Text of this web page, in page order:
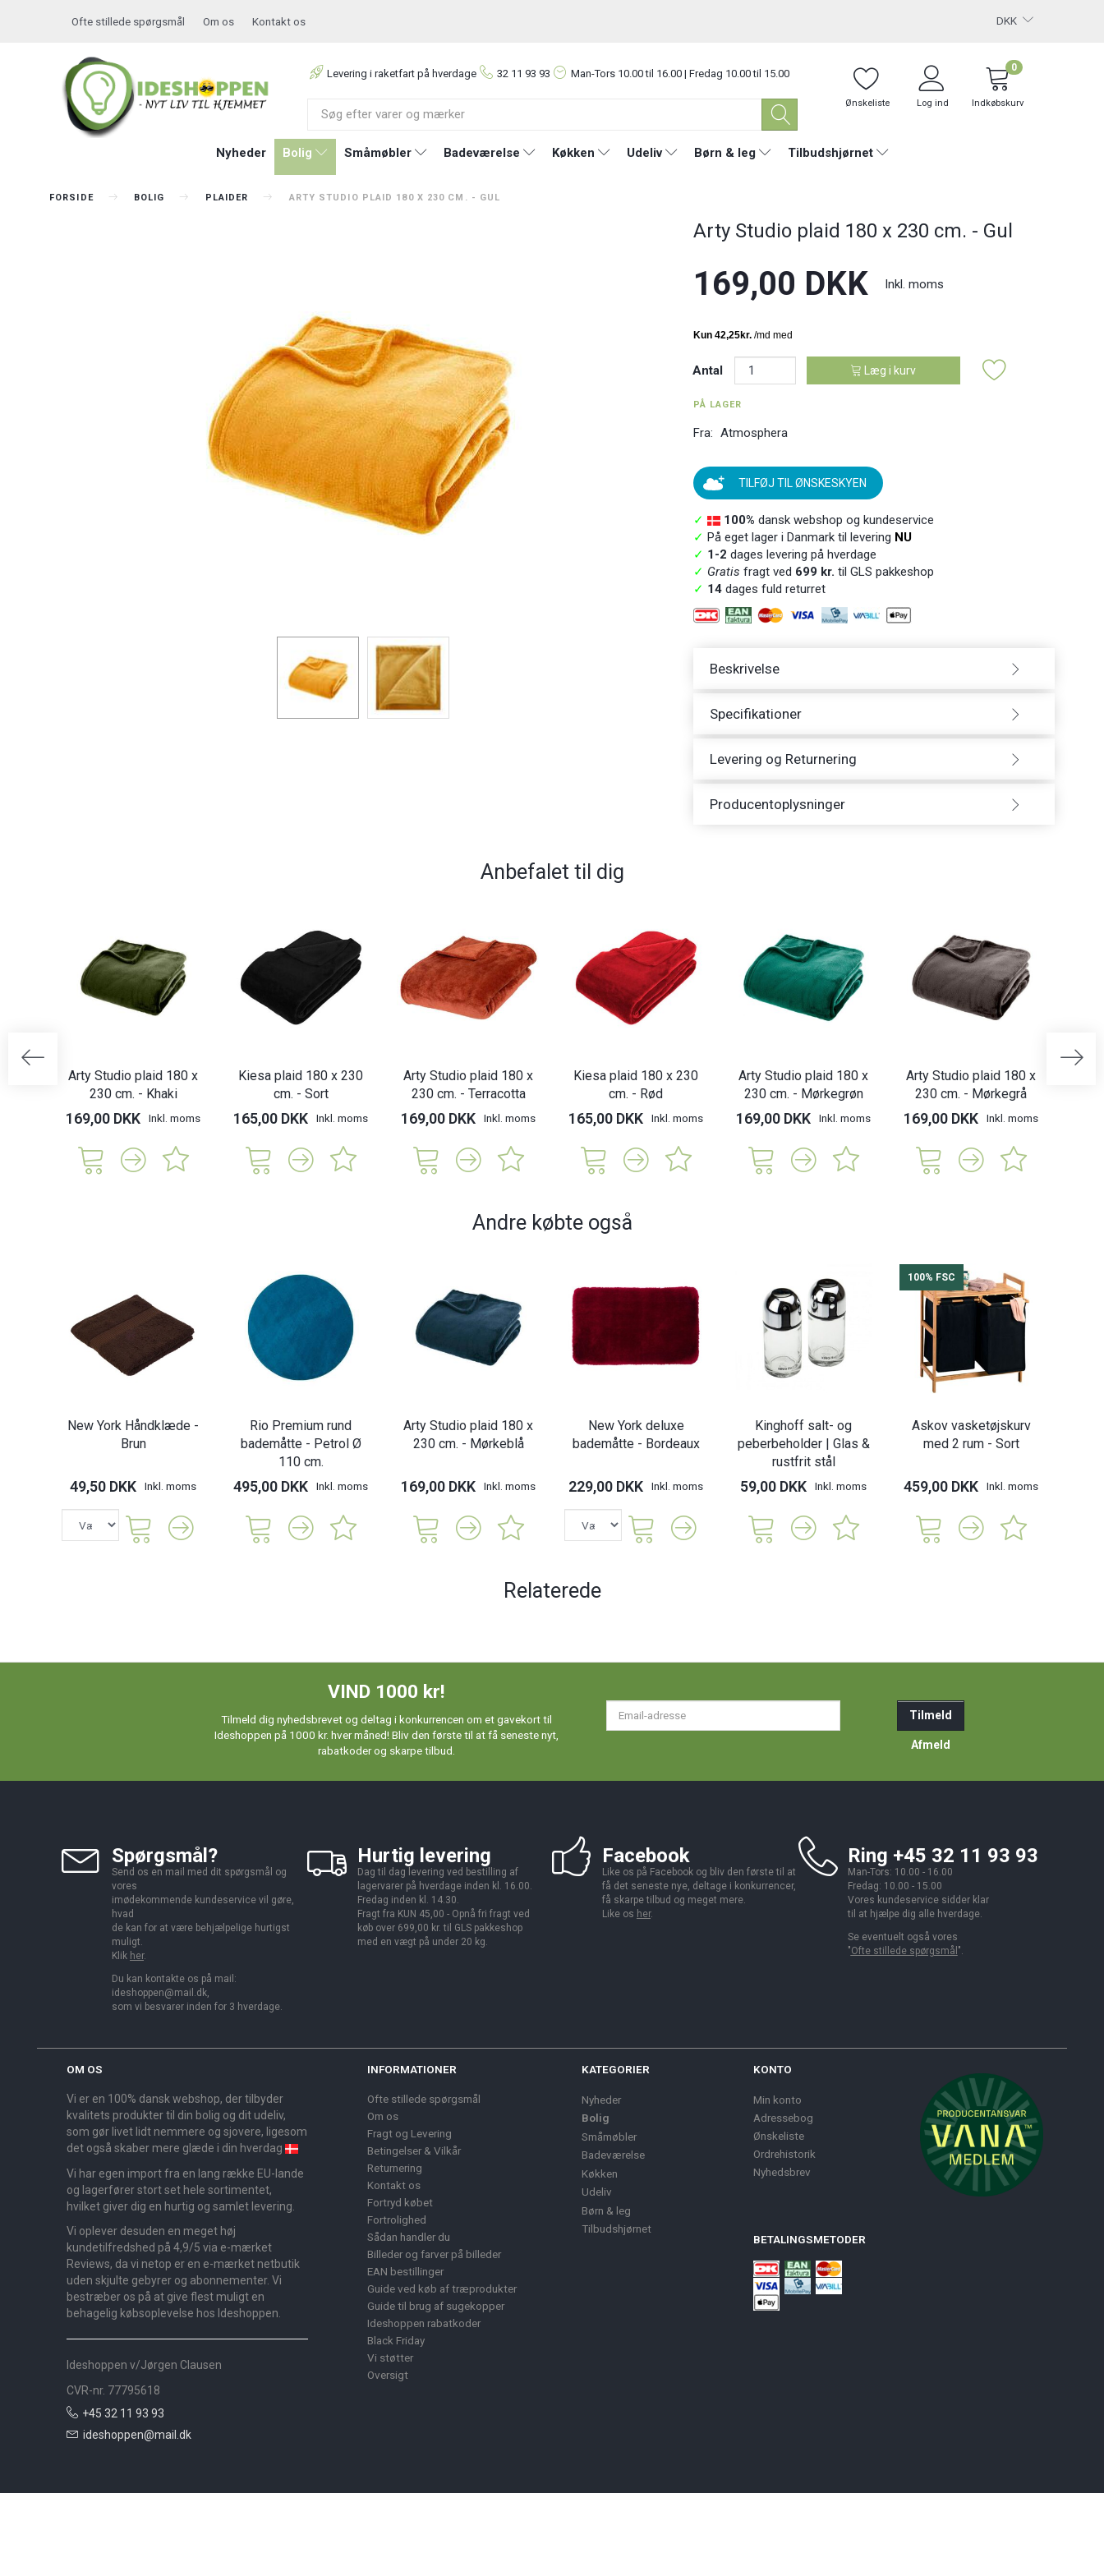
DKK
Ofte stillede spørgsmål Om os Kontakt os
Levering i raketfart på hverdage 32 11 93 93 Man-Tors 10.00 til 16.00 | Fredag 10.00 til 15.00
Ønskeliste Log ind Indkøbskurv
0
Nyheder Bolig Småmøbler Badeværelse Køkken Udeliv Børn & leg Tilbudshjørnet
FORSIDE BOLIG PLAIDER ARTY STUDIO PLAID 180 X 230 CM. - GUL
Arty Studio plaid 180 x 230 cm. - Gul
169,00 DKK Inkl. moms
Antal Læg i kurv
PÅ LAGER
Fra: Atmosphera
TILFØJ TIL ØNSKESKYEN
✓ 100% dansk webshop og kundeservice
✓ På eget lager i Danmark til levering NU
✓ 1-2 dages levering på hverdage
✓ Gratis fragt ved 699 kr. til GLS pakkeshop
✓ 14dages fuld returret
Beskrivelse
Specifikationer
Levering og Returnering
Producentoplysninger
Anbefalet til dig
Arty Studio plaid 180 x
230 cm. - Khaki
169,00 DKK Inkl. moms
Kiesa plaid 180 x 230
cm. - Sort
165,00 DKK Inkl. moms
Arty Studio plaid 180 x
230 cm. - Terracotta
169,00 DKK Inkl. moms
Kiesa plaid 180 x 230
cm. - Rød
165,00 DKK Inkl. moms
Arty Studio plaid 180 x
230 cm. - Mørkegrøn
169,00 DKK Inkl. moms
Arty Studio plaid 180 x
230 cm. - Mørkegrå
169,00 DKK Inkl. moms
Andre købte også
New York Håndklæde -
Brun
49,50 DKK Inkl. moms
Rio Premium rund
bademåtte - Petrol Ø
110 cm.
495,00 DKK Inkl. moms
Arty Studio plaid 180 x
230 cm. - Mørkeblå
169,00 DKK Inkl. moms
New York deluxe
bademåtte - Bordeaux
229,00 DKK Inkl. moms
Kinghoff salt- og
peberbeholder | Glas &
rustfrit stål
59,00 DKK Inkl. moms
100% FSC
Askov vasketøjskurv
med 2 rum - Sort
459,00 DKK Inkl. moms
Relaterede
VIND 1000 kr!
Tilmeld dig nyhedsbrevet og deltag i konkurrencen om et gavekort til
Ideshoppen på 1000 kr. hver måned! Bliv den første til at få seneste nyt,
rabatkoder og skarpe tilbud.
Tilmeld
Afmeld
Spørgsmål?
Send os en mail med dit spørgsmål og
vores
imødekommende kundeservice vil gøre,
hvad
de kan for at være behjælpelige hurtigst
muligt.
Klik her.
Du kan kontakte os på mail:
ideshoppen@mail.dk,
som vi besvarer inden for 3 hverdage.
Hurtig levering
Dag til dag levering ved bestilling af
lagervarer på hverdage inden kl. 16.00.
Fredag inden kl. 14.30.
Fragt fra KUN 45,00 - Opnå fri fragt ved
køb over 699,00 kr. til GLS pakkeshop
med en vægt på under 20 kg.
Facebook
Like os på Facebook og bliv den første til at
få det seneste nye, deltage i konkurrencer,
få skarpe tilbud og meget mere.
Like os her.
Ring +45 32 11 93 93
Man-Tors: 10.00 - 16.00
Fredag: 10.00 - 15.00
Vores kundeservice sidder klar
til at hjælpe dig alle hverdage.
Se eventuelt også vores
"Ofte stillede spørgsmål ".
OM OS
Vi er en 100% dansk webshop, der tilbyder
kvalitets produkter til din bolig og dit udeliv,
som gør livet lidt nemmere og sjovere, ligesom
det også skaber mere glæde i din hverdag
Vi har egen import fra en lang række EU-lande
og lagerfører stort set hele sortimentet,
hvilket giver dig en hurtig og samlet levering.
Vi oplever desuden en meget høj
kundetilfredshed på 4,9/5 via e-mærket
Reviews, da vi netop er en e-mærket netbutik
uden skjulte gebyrer og abonnementer. Vi
bestræber os på at give flest muligt en
behagelig købsoplevelse hos Ideshoppen.
Ideshoppen v/Jørgen Clausen
CVR-nr. 77795618
+45 32 11 93 93
ideshoppen@mail.dk
INFORMATIONER
Ofte stillede spørgsmål
Om os
Fragt og Levering
Betingelser & Vilkår
Returnering
Kontakt os
Fortryd købet
Fortrolighed
Sådan handler du
Billeder og farver på billeder
EAN bestillinger
Guide ved køb af træprodukter
Guide til brug af sugekopper
Ideshoppen rabatkoder
Black Friday
Vi støtter
Oversigt
KATEGORIER
Nyheder
Bolig
Småmøbler
Badeværelse
Køkken
Udeliv
Børn & leg
Tilbudshjørnet
KONTO
Min konto
Adressebog
Ønskeliste
Ordrehistorik
Nyhedsbrev
BETALINGSMETODER